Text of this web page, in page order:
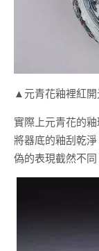
▲元青花釉裡紅
實際上元青花的
將器底的釉刮乾
偽的表現截然不同